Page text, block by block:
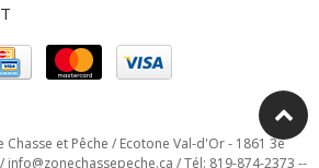
et Pêche / Ecotone Val-d'Or - 1861 3e
info@zonechassepeche.ca / Tél: 819-874-2373 --